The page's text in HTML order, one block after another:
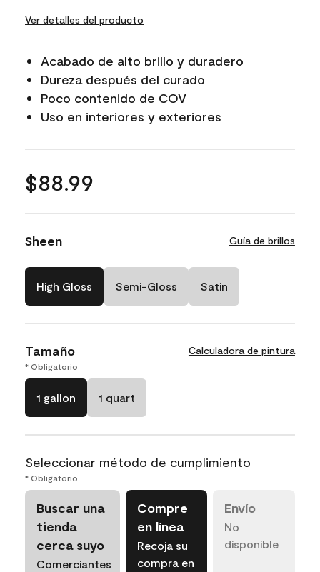
Ver detalles del producto
Acabado de alto brillo y duradero
Dureza después del curado
Poco contenido de COV
Uso en interiores y exteriores
$88.99
Sheen Guía de brillos
High Gloss Semi-Gloss Satin
Tamaño Calculadora de pintura
* Obligatorio
1 gallon 1 quart
Seleccionar método de cumplimiento
* Obligatorio
Buscar una
tienda
cerca suyo
Comerciantes
Compre
en línea
Recoja su
compra en
Envío
No
disponible